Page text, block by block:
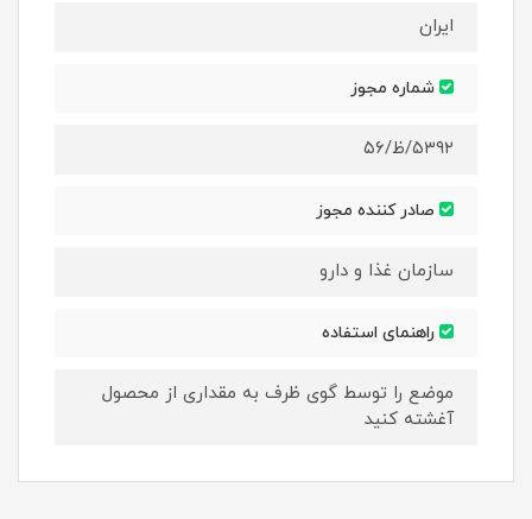
ایران
شماره مجوز
۵۳۹۲/ظ/۵۶
صادر کننده مجوز
سازمان غذا و دارو
راهنمای استفاده
موضع را توسط گوی ظرف به مقداری از محصول
آغشته کنید